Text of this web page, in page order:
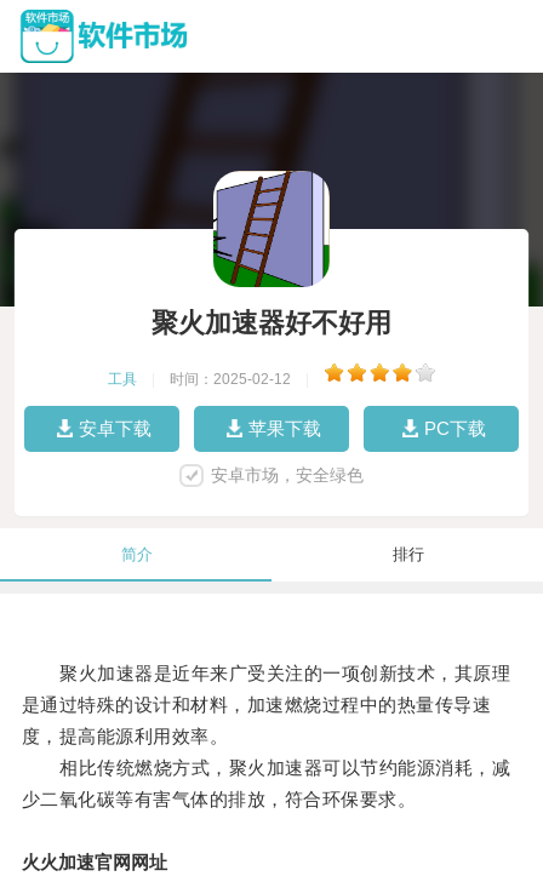
聚火加速器好不好用
工具 时间：2025-02-12
安卓下载 苹果下载 PC下载
安卓市场，安全绿色
简介 排行
聚火加速器是近年来广受关注的一项创新技术，其原理
是通过特殊的设计和材料，加速燃烧过程中的热量传导速
度，提高能源利用效率。
相比传统燃烧方式，聚火加速器可以节约能源消耗，减
少二氧化碳等有害气体的排放，符合环保要求。
火火加速官网网址